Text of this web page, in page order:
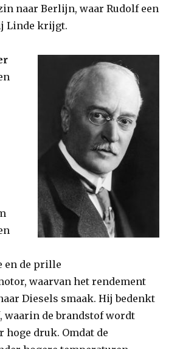
naar Berlijn, waar Rudolf een
Linde krijgt.
en de prille
waarvan het rendement
Diesels smaak. Hij bedenkt
waarin de brandstof wordt
hoge druk. Omdat de